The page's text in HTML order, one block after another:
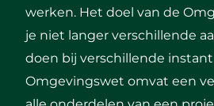
werken. Het doel van de
je niet langer verschillende
doen bij verschillende
Omgevingswet omvat een